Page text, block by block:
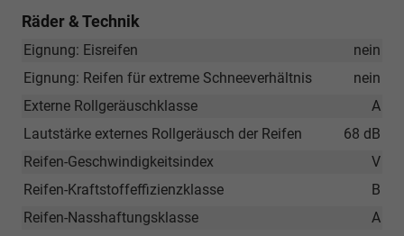
Räder & Technik
nein
Eignung: Eisreifen
nein
Eignung: Reifen für extreme Schneeverhältnis
A
Externe Rollgeräuschklasse
68 dB
Lautstärke externes Rollgeräusch der Reifen
V
Reifen-Geschwindigkeitsindex
B
Reifen-Kraftstoffeffizienzklasse
A
Reifen-Nasshaftungsklasse